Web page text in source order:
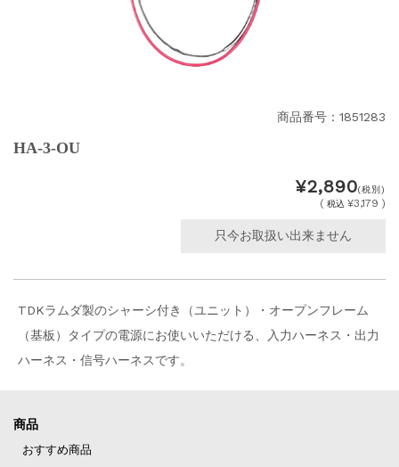
商品番号：1851283
HA-3-OU
¥2,890(税別)
(税込 ¥3,179 )
只今お取扱い出来ません
TDKラムダ製のシャーシ付き（ユニット）・オープンフレーム
（基板）タイプの電源にお使いいただける、入力ハーネス・出力
ハーネス・信号ハーネスです。
商品
おすすめ商品